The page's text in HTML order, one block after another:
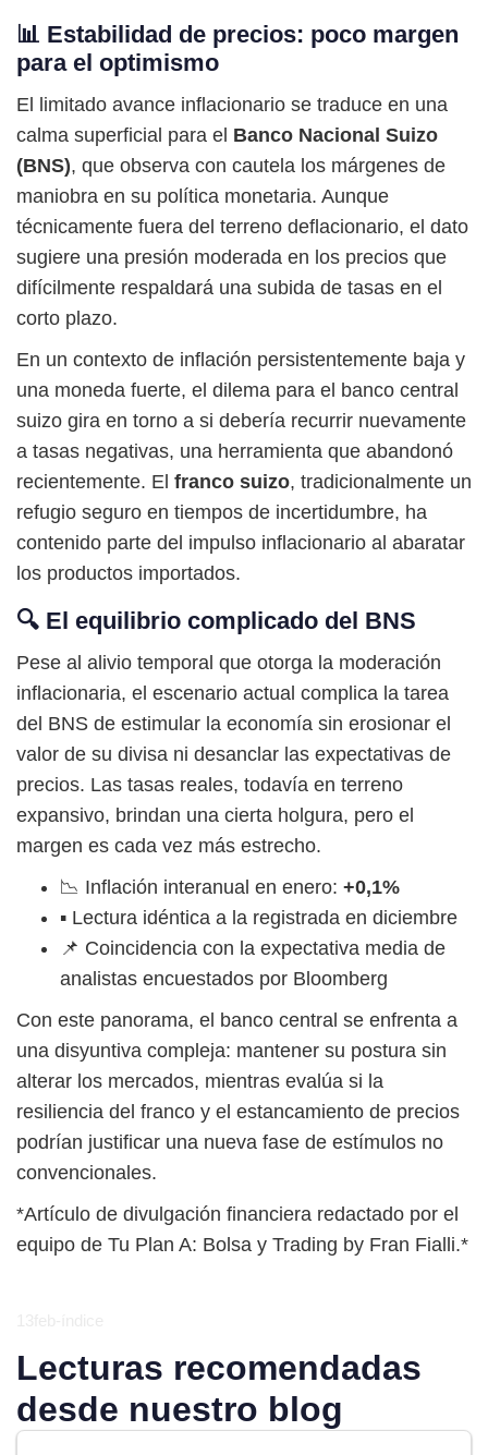
📊 Estabilidad de precios: poco margen
para el optimismo
El limitado avance inflacionario se traduce en una
calma superficial para el Banco Nacional Suizo
(BNS), que observa con cautela los márgenes de
maniobra en su política monetaria. Aunque
técnicamente fuera del terreno deflacionario, el dato
sugiere una presión moderada en los precios que
difícilmente respaldará una subida de tasas en el
corto plazo.
En un contexto de inflación persistentemente baja y
una moneda fuerte, el dilema para el banco central
suizo gira en torno a si debería recurrir nuevamente
a tasas negativas, una herramienta que abandonó
recientemente. El franco suizo, tradicionalmente un
refugio seguro en tiempos de incertidumbre, ha
contenido parte del impulso inflacionario al abaratar
los productos importados.
🔍 El equilibrio complicado del BNS
Pese al alivio temporal que otorga la moderación
inflacionaria, el escenario actual complica la tarea
del BNS de estimular la economía sin erosionar el
valor de su divisa ni desanclar las expectativas de
precios. Las tasas reales, todavía en terreno
expansivo, brindan una cierta holgura, pero el
margen es cada vez más estrecho.
📉 Inflación interanual en enero: +0,1%
▪️ Lectura idéntica a la registrada en diciembre
📌 Coincidencia con la expectativa media de
analistas encuestados por Bloomberg
Con este panorama, el banco central se enfrenta a
una disyuntiva compleja: mantener su postura sin
alterar los mercados, mientras evalúa si la
resiliencia del franco y el estancamiento de precios
podrían justificar una nueva fase de estímulos no
convencionales.
*Artículo de divulgación financiera redactado por el
equipo de Tu Plan A: Bolsa y Trading by Fran Fialli.*
Lecturas recomendadas
desde nuestro blog